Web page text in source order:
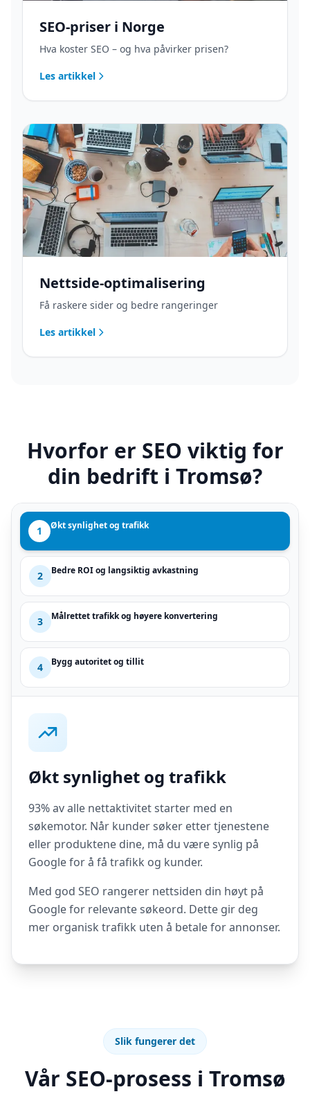
SEO-priser i Norge
Hva koster SEO – og hva påvirker prisen?
Les artikkel
Nettside-optimalisering
Få raskere sider og bedre rangeringer
Les artikkel
Hvorfor er SEO viktig for
din bedrift i Tromsø?
1 Økt synlighet og trafikk
2 Bedre ROI og langsiktig avkastning
3 Målrettet trafikk og høyere konvertering
4 Bygg autoritet og tillit
Økt synlighet og trafikk
93% av alle nettaktivitet starter med en
søkemotor. Når kunder søker etter tjenestene
eller produktene dine, må du være synlig på
Google for å få trafikk og kunder.
Med god SEO rangerer nettsiden din høyt på
Google for relevante søkeord. Dette gir deg
mer organisk trafikk uten å betale for annonser.
Slik fungerer det
Vår SEO-prosess i Tromsø